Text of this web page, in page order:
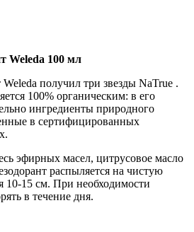
Weleda 100 мл
получил три звезды NaTrue .
100% органическим: в его
ингредиенты природного
в сертифицированных
эфирных масел, цитрусовое масло
распыляется на чистую
10-15 см. При необходимости
в течение дня.